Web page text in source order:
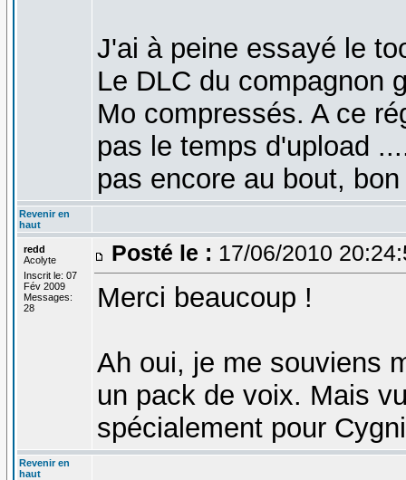
J'ai à peine essayé le
Le DLC du compagnon
Mo compressés. A ce
pas le temps d'upload
pas encore au bout,
Revenir en
haut
redd
Acolyte
Inscrit le: 07
Fév 2009
Messages:
28
Posté le : 17/06/2010
Merci beaucoup !
Ah oui, je me souviens
un pack de voix. Mais
spécialement pour
Revenir en
haut